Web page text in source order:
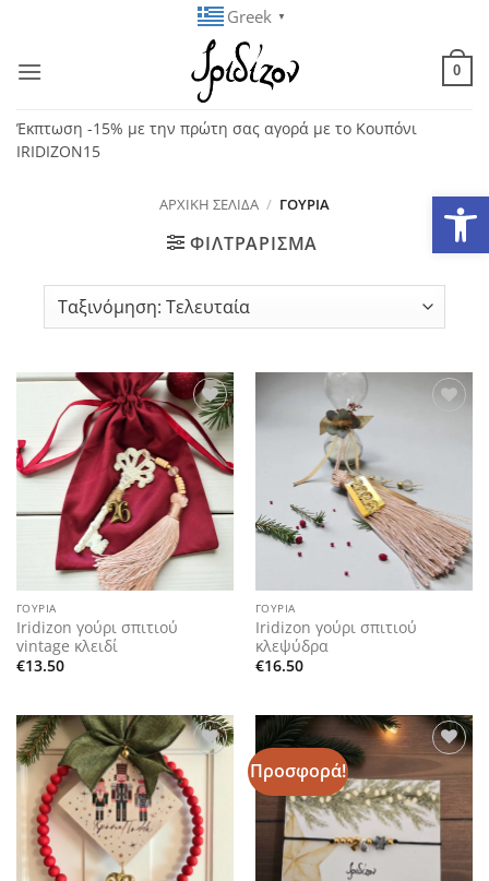
περιεχόμενο
Greek ▼
0
Έκπτωση -15% με την πρώτη σας αγορά με το Κουπόνι
IRIDIZON15
ΑΡΧΙΚΉ ΣΕΛΊΔΑ / ΓΟΎΡΙΑ
ΦΙΛΤΡΆΡΙΣΜΑ
Add to
wishlist
ΓΟΎΡΙΑ
Iridizon γούρι σπιτιού
vintage κλειδί
€13.50
ΓΟΎΡΙΑ
Iridizon γούρι σπιτιού
κλεψύδρα
€16.50
Add to
wishlist
Προσφορά!
Add to
wishlist